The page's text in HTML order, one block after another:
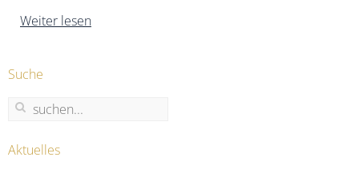
Weiter lesen
Suche
Aktuelles